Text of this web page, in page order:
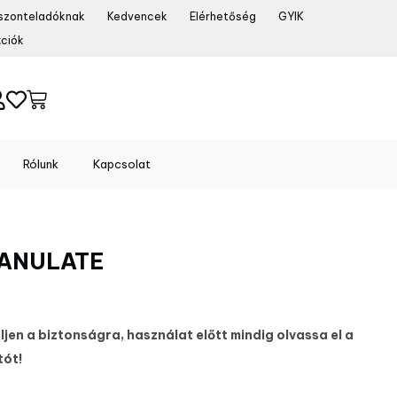
Kedvencek Elérhetőség
GYIK
Rólunk Kapcsolat
a biztonságra, használat előtt mindig olvassa el a